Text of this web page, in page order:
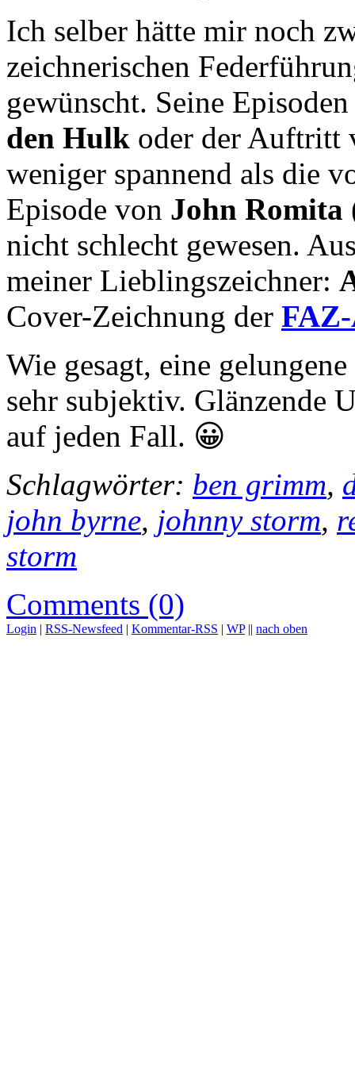
Ich selber hätte mir noch
zeichnerischen
gewünscht. Seine
den Hulk oder der Auftritt
weniger spannend als die
Episode von John Romita
nicht schlecht gewesen.
meiner Lieblingszeichner:
Cover-Zeichnung der
Wie gesagt, eine
sehr subjektiv. Glänzende
auf jeden Fall. 😀
Schlagwörter: ben grimm,
john byrne, johnny storm,
storm
Comments (0)
Login | RSS-Newsfeed | Kommentar-RSS | WP|| nach oben